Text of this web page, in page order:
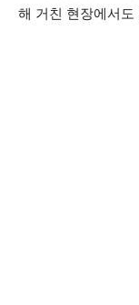
해 거친 현장에서